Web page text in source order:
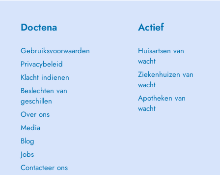
Doctena
Gebruiksvoorwaarden
Privacybeleid
Klacht indienen
Beslechten van
geschillen
Over ons
Media
Blog
Jobs
Contacteer ons
Actief
Huisartsen van
wacht
Ziekenhuizen van
wacht
Apotheken van
wacht